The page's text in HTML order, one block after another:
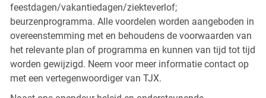
feestdagen/vakantiedagen/ziekteverlof;
beurzenprogramma. Alle voordelen worden aangeboden in
overeenstemming met en behoudens de voorwaarden van
het relevante plan of programma en kunnen van tijd tot tijd
worden gewijzigd. Neem voor meer informatie contact op
met een vertegenwoordiger van TJX.